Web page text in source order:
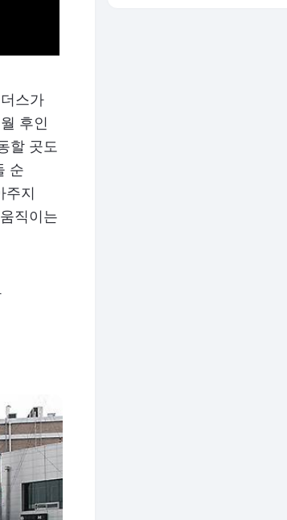
스가
후인
할 곳도
순
주지
직이는